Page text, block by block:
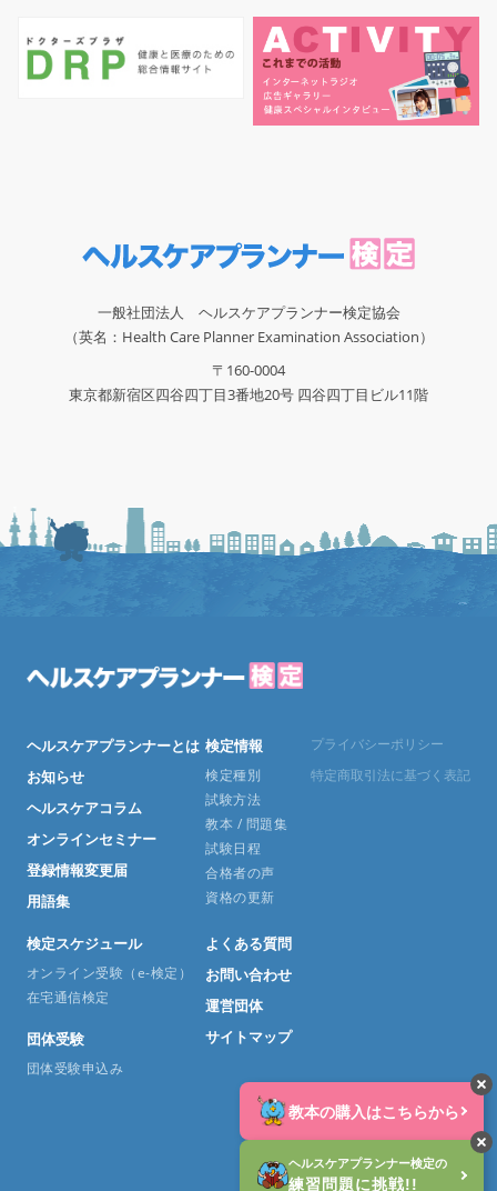
教本の購入はこちらから
ヘルスケアプランナー検定の
練習問題に挑戦!!
一般社団法人 ヘルスケアプランナー検定協会
（英名：Health Care Planner Examination Association）
〒160-0004
東京都新宿区四谷四丁目3番地20号 四谷四丁目ビル11階
ヘルスケアプランナーとは
お知らせ
ヘルスケアコラム
オンラインセミナー
登録情報変更届
用語集
検定情報
検定種別
試験方法
教本 / 問題集
試験日程
合格者の声
資格の更新
検定スケジュール
オンライン受験（e-検定）
在宅通信検定
団体受験
団体受験申込み
よくある質問
お問い合わせ
運営団体
サイトマップ
プライバシーポリシー
特定商取引法に基づく表記
©︎2026 HCP All reserved.